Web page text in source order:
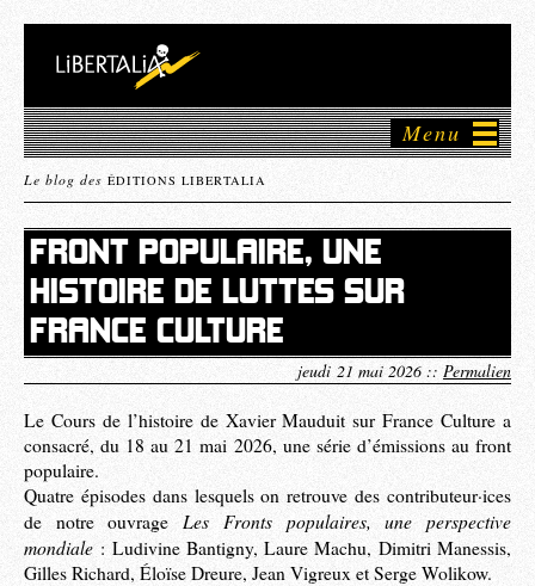
Menu
Le blog des ÉDITIONS LIBERTALIA
FRONT POPULAIRE, UNE
HISTOIRE DE LUTTES SUR
FRANCE CULTURE
jeudi 21 mai 2026 ::Permalien
Le Cours de l’histoire de Xavier Mauduit sur France Culture a
consacré, du 18 au 21 mai 2026, une série d’émissions au front
populaire.
Quatre épisodes dans lesquels on retrouve des contributeur·ices
de notre ouvrageLes Fronts populaires, une perspective
mondiale: Ludivine Bantigny, Laure Machu, Dimitri Manessis,
Gilles Richard, Éloïse Dreure, Jean Vigreux et Serge Wolikow.